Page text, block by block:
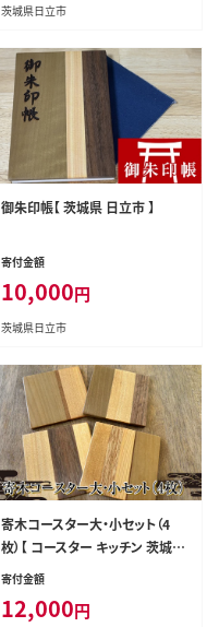
茨城県日立市
御朱印帳【 茨城県 日立市 】
寄付金額
10,000円
茨城県日立市
寄木コースター大・小セット（4
枚）【 コースター キッチン 茨城
県 日立市 】
寄付金額
12,000円